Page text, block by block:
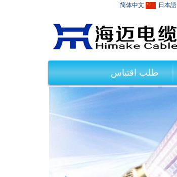
日本語
简体中文
طلب اقتباس